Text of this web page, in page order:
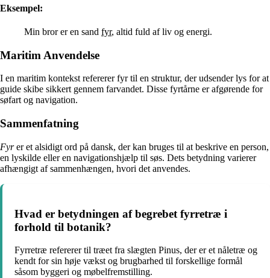
Eksempel:
Min bror er en sand fyr, altid fuld af liv og energi.
Maritim Anvendelse
I en maritim kontekst refererer fyr til en struktur, der udsender lys for at
guide skibe sikkert gennem farvandet. Disse fyrtårne er afgørende for
søfart og navigation.
Sammenfatning
Fyrer et alsidigt ord på dansk, der kan bruges til at beskrive en person,
en lyskilde eller en navigationshjælp til søs. Dets betydning varierer
afhængigt af sammenhængen, hvori det anvendes.
Hvad er betydningen af begrebet fyrretræ i
forhold til botanik?
Fyrretræ refererer til træet fra slægten Pinus, der er et nåletræ og
kendt for sin høje vækst og brugbarhed til forskellige formål
såsom byggeri og møbelfremstilling.